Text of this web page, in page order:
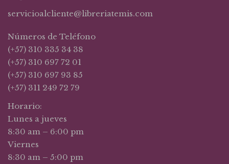
servicioalcliente@libreriatemis.com
Números de Teléfono
(+57) 310 335 34 38
(+57) 310 697 72 01
(+57) 310 697 93 85
(+57) 311 249 72 79
Horario:
Lunes a jueves
8:30 am – 6:00 pm
Viernes
8:30 am – 5:00 pm